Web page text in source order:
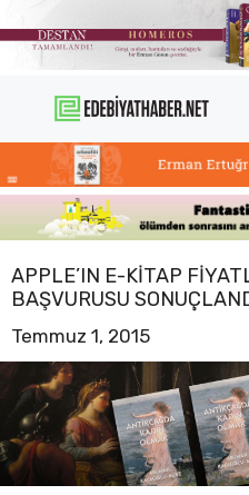
atla
APPLE’IN E-KITAP
BAŞVURUSU
Temmuz 1, 2015